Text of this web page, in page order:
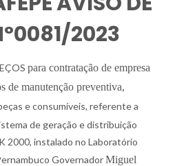
2023
para contratação de empresa
de manutenção preventiva,
e consumíveis, referente a
de geração e distribuição
2000, instalado no Laboratório
GovernadorMiguel